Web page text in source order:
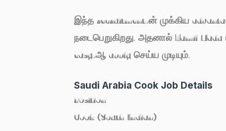
இந்த recruitment-ன் முக்கிய
நடைபெறுகிறது. அதனால் Tamil Nadu
easy-ஆ apply செய்ய முடியும்.
Saudi Arabia Cook Job Details
Position
Cook (South Indian)